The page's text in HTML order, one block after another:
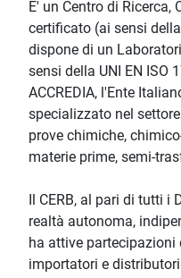
E' un Centro di Ricerca,
certificato (ai sensi
dispone di un
sensi della UNI EN ISO
ACCREDIA, l'Ente
specializzato nel
prove chimiche,
materie prime, semi-
Il CERB, al pari di tutti
realtà autonoma,
ha attive
importatori e